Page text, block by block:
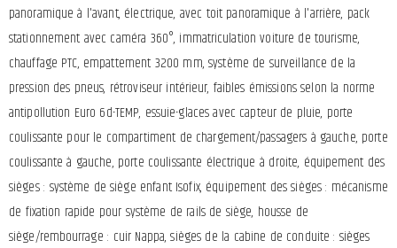
panoramique à l'avant, électrique, avec toit panoramique à l'arrière, pack
stationnement avec caméra 360°, immatriculation voiture de tourisme,
chauffage PTC, empattement 3200 mm, système de surveillance de la
pression des pneus, rétroviseur intérieur, faibles émissions selon la norme
antipollution Euro 6d-TEMP, essuie-glaces avec capteur de pluie, porte
coulissante pour le compartiment de chargement/passagers à gauche, porte
coulissante à gauche, porte coulissante électrique à droite, équipement des
sièges : système de siège enfant Isofix, équipement des sièges : mécanisme
de fixation rapide pour système de rails de siège, housse de
siège/rembourrage : cuir Nappa, sièges de la cabine de conduite : sièges